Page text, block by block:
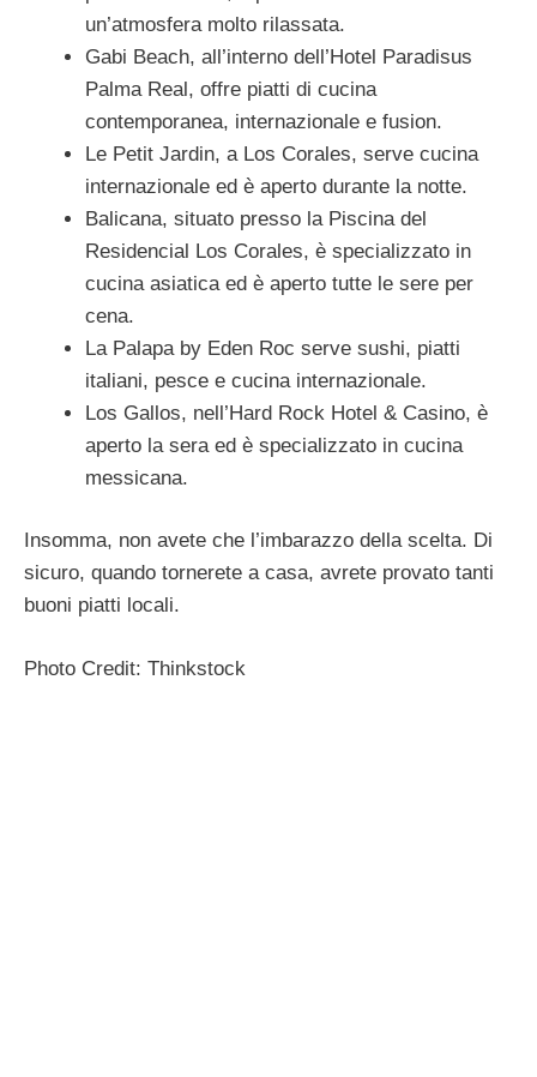
un’atmosfera molto rilassata.
Gabi Beach, all’interno dell’Hotel Paradisus
Palma Real, offre piatti di cucina
contemporanea, internazionale e fusion.
Le Petit Jardin, a Los Corales, serve cucina
internazionale ed è aperto durante la notte.
Balicana, situato presso la Piscina del
Residencial Los Corales, è specializzato in
cucina asiatica ed è aperto tutte le sere per
cena.
La Palapa by Eden Roc serve sushi, piatti
italiani, pesce e cucina internazionale.
Los Gallos, nell’Hard Rock Hotel & Casino, è
aperto la sera ed è specializzato in cucina
messicana.
Insomma, non avete che l’imbarazzo della scelta. Di
sicuro, quando tornerete a casa, avrete provato tanti
buoni piatti locali.
Photo Credit: Thinkstock